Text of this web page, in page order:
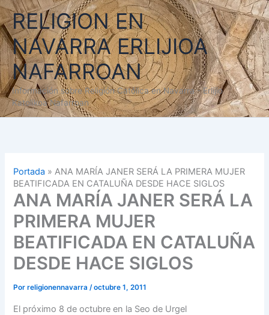
Ir
al
contenido
RELIGION EN
NAVARRA ERLIJIOA
NAFARROAN
Información sobre Religión Católica en Navarra - Erlijio
Katolikoa Nafarroan
Portada »ANA MARÍA JANER SERÁ LA PRIMERA MUJER
BEATIFICADA EN CATALUÑA DESDE HACE SIGLOS
ANA MARÍA JANER SERÁ LA
PRIMERA MUJER
BEATIFICADA EN CATALUÑA
DESDE HACE SIGLOS
Porreligionennavarra/octubre 1, 2011
El próximo 8 de octubre en la Seo de Urgel